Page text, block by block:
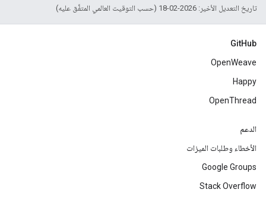
تاريخ التعديل الأخير: 2026-02-18 (حسب التوقيت العالمي المتفَّق عليه)
GitHub
OpenWeave
Happy
OpenThread
الدعم
الأخطاء وطلبات الميزات
Google Groups
Stack Overflow